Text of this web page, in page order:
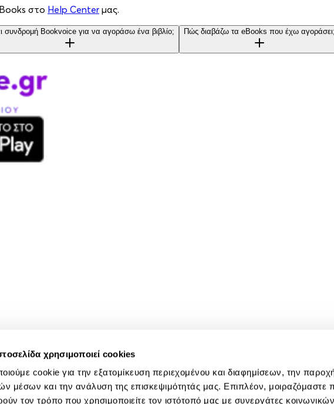
χρησιμοποιεί cookies
cookie για την εξατομίκευση περιεχομένου και διαφημίσεων, την
μέσων και την ανάλυση της επισκεψιμότητάς μας. Επιπλέον, μοιραζόμαστε
τον τρόπο που χρησιμοποιείτε τον ιστότοπό μας με συνεργάτες
στο Help Center μας.
συνδρομή Bookvoice για να αγοράσω ένα βιβλίο; Πώς διαβάζω τα eBooks που έχω αγοράσει;